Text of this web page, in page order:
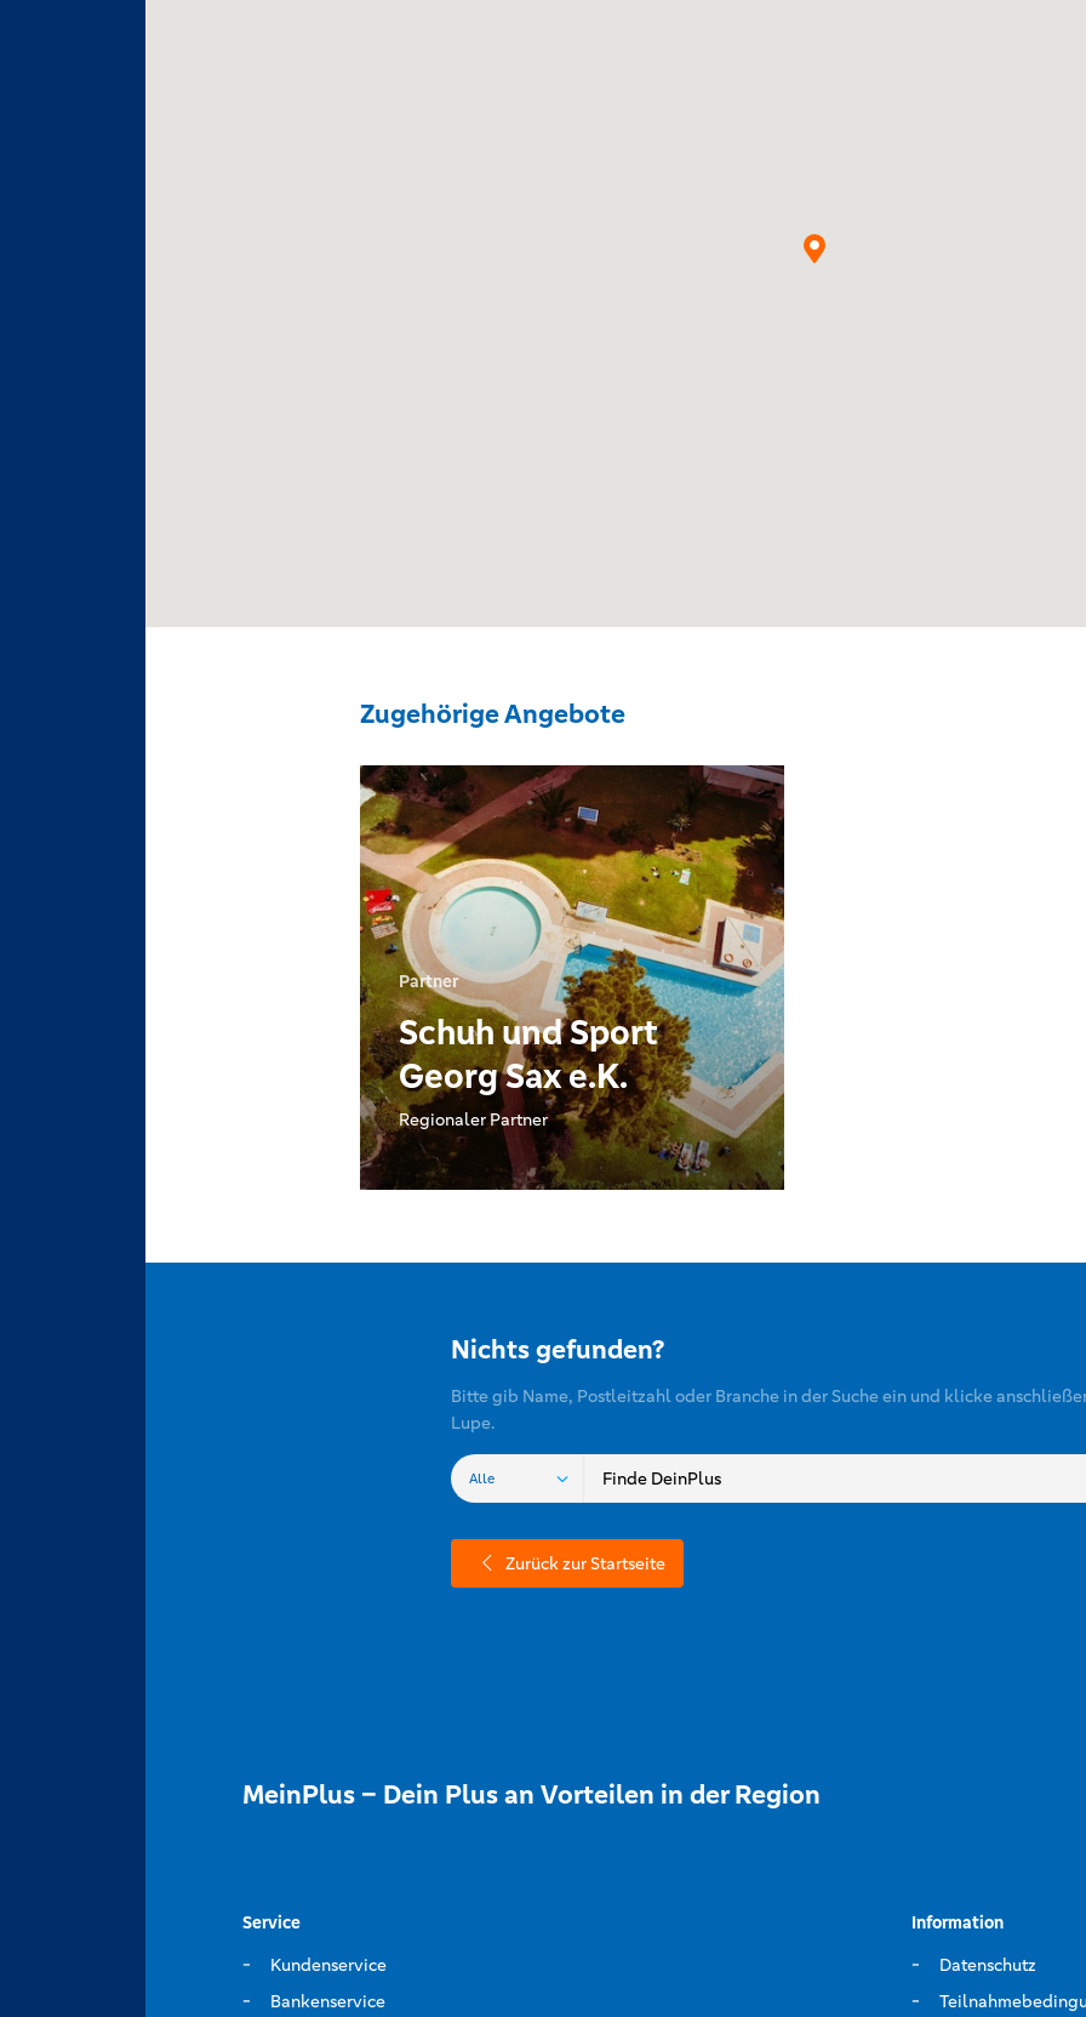
Zugehörige Angebote
Partner
Schuh und Sport
Georg Sax e.K.
Regionaler Partner
Nichts gefunden?
Bitte gib Name, Postleitzahl oder Branche in der Suche ein und klicke
Lupe.
Zurück zur Startseite
MeinPlus – Dein Plus an Vorteilen in der Region
Service
Kundenservice
Bankenservice
Information
Datenschutz